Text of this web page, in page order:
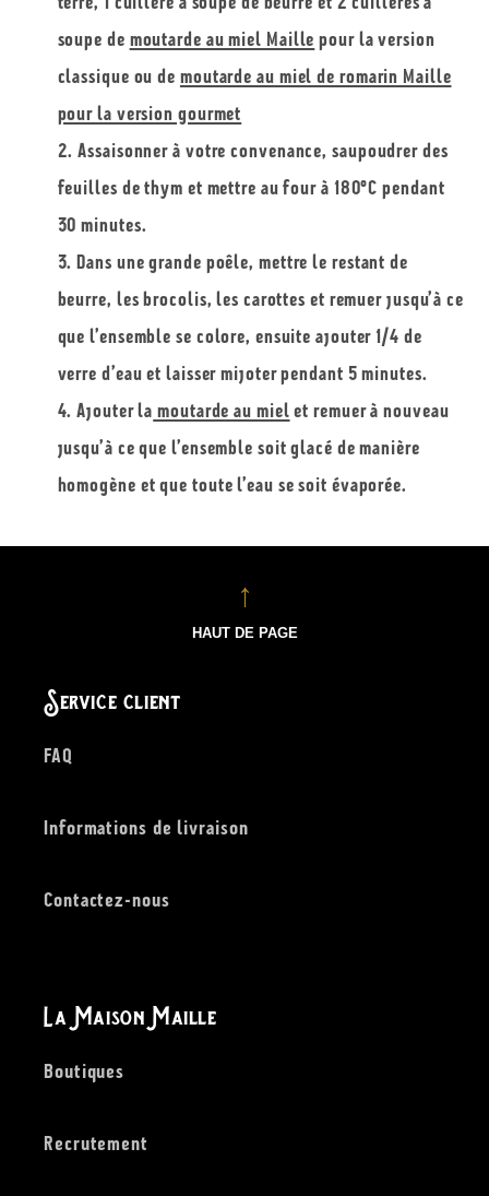
soupe de moutarde au miel Maille pour la version
classique ou de moutarde au miel de romarin Maille
pour la version gourmet
Assaisonner à votre convenance, saupoudrer des
feuilles de thym et mettre au four à 180°C pendant
30 minutes.
Dans une grande poêle, mettre le restant de
beurre, les brocolis, les carottes et remuer jusqu’à ce
que l’ensemble se colore, ensuite ajouter 1/4 de
verre d’eau et laisser mijoter pendant 5 minutes.
Ajouter la moutarde au mielet remuer à nouveau
jusqu’à ce que l’ensemble soit glacé de manière
homogène et que toute l’eau se soit évaporée.
HAUT DE PAGE
Service client
FAQ
Informations de livraison
Contactez-nous
La Maison Maille
Boutiques
Recrutement